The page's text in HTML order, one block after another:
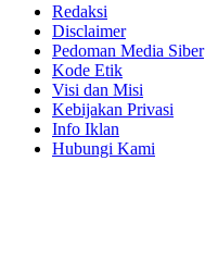
Redaksi
Disclaimer
Pedoman Media Siber
Kode Etik
Visi dan Misi
Kebijakan Privasi
Info Iklan
Hubungi Kami